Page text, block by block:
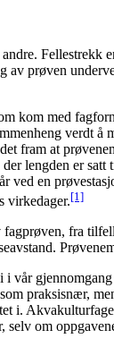
Fellestrekk
prøven
kom med
verdt
fram at
lengden er
en
virkedager.[1]
fra
vår
praksisnær,
i.
om